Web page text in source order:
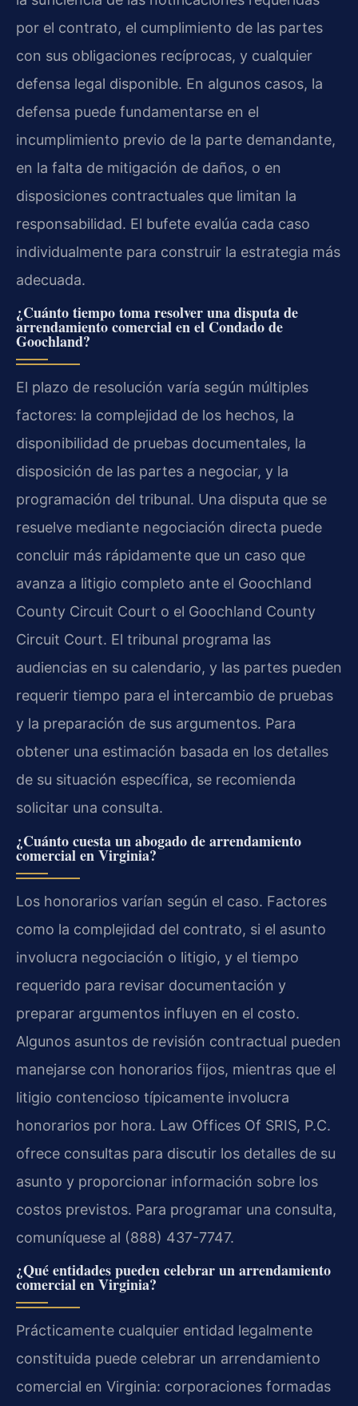
por el contrato, el cumplimiento de las partes
con sus obligaciones recíprocas, y cualquier
defensa legal disponible. En algunos casos, la
defensa puede fundamentarse en el
incumplimiento previo de la parte demandante,
en la falta de mitigación de daños, o en
disposiciones contractuales que limitan la
responsabilidad. El bufete evalúa cada caso
individualmente para construir la estrategia más
adecuada.
¿Cuánto tiempo toma resolver una disputa de
arrendamiento comercial en el Condado de
Goochland?
El plazo de resolución varía según múltiples
factores: la complejidad de los hechos, la
disponibilidad de pruebas documentales, la
disposición de las partes a negociar, y la
programación del tribunal. Una disputa que se
resuelve mediante negociación directa puede
concluir más rápidamente que un caso que
avanza a litigio completo ante el Goochland
County Circuit Court o el Goochland County
Circuit Court. El tribunal programa las
audiencias en su calendario, y las partes pueden
requerir tiempo para el intercambio de pruebas
y la preparación de sus argumentos. Para
obtener una estimación basada en los detalles
de su situación específica, se recomienda
solicitar una consulta.
¿Cuánto cuesta un abogado de arrendamiento
comercial en Virginia?
Los honorarios varían según el caso. Factores
como la complejidad del contrato, si el asunto
involucra negociación o litigio, y el tiempo
requerido para revisar documentación y
preparar argumentos influyen en el costo.
Algunos asuntos de revisión contractual pueden
manejarse con honorarios fijos, mientras que el
litigio contencioso típicamente involucra
honorarios por hora. Law Offices Of SRIS, P.C.
ofrece consultas para discutir los detalles de su
asunto y proporcionar información sobre los
costos previstos. Para programar una consulta,
comuníquese al (888) 437-7747.
¿Qué entidades pueden celebrar un arrendamiento
comercial en Virginia?
Prácticamente cualquier entidad legalmente
constituida puede celebrar un arrendamiento
comercial en Virginia: corporaciones formadas